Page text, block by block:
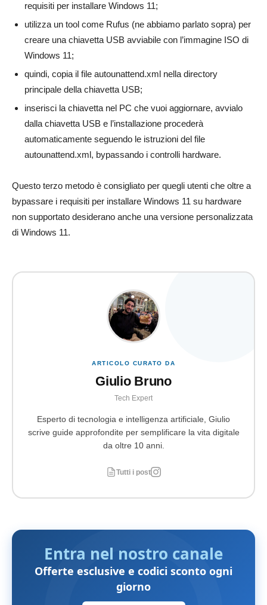
requisiti per installare Windows 11;
utilizza un tool come Rufus (ne abbiamo parlato sopra) per
creare una chiavetta USB avviabile con l’immagine ISO di
Windows 11;
quindi, copia il file autounattend.xml nella directory
principale della chiavetta USB;
inserisci la chiavetta nel PC che vuoi aggiornare, avvialo
dalla chiavetta USB e l’installazione procederà
automaticamente seguendo le istruzioni del file
autounattend.xml, bypassando i controlli hardware.
Questo terzo metodo è consigliato per quegli utenti che oltre a
bypassare i requisiti per installare Windows 11 su hardware
non supportato desiderano anche una versione personalizzata
di Windows 11.
ARTICOLO CURATO DA
Giulio Bruno
Tech Expert
Esperto di tecnologia e intelligenza artificiale, Giulio
scrive guide approfondite per semplificare la vita digitale
da oltre 10 anni.
Tutti i post
Entra nel nostro canale
Offerte esclusive e codici sconto ogni
giorno